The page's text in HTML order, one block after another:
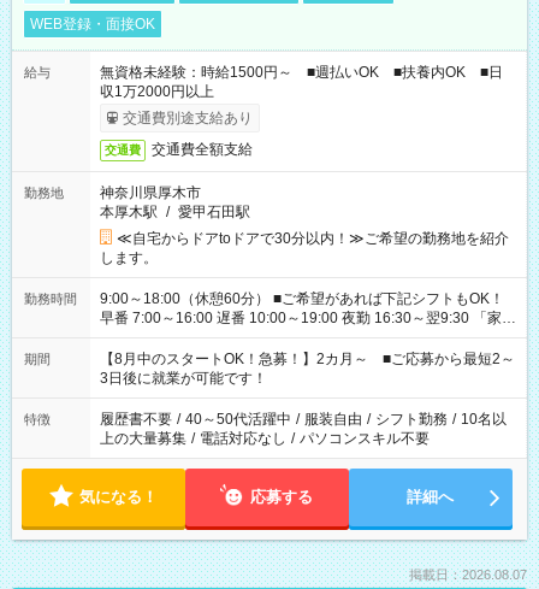
WEB登録・面接OK
給与
無資格未経験：時給1500円～ ■週払いOK ■扶養内OK ■日
収1万2000円以上
交通費別途支給あり
交通費 交通費全額支給
勤務地
神奈川県厚木市
本厚木駅 / 愛甲石田駅
≪自宅からドアtoドアで30分以内！≫ご希望の勤務地を紹介
します。
勤務時間
9:00～18:00（休憩60分） ■ご希望があれば下記シフトもOK！
早番 7:00～16:00 遅番 10:00～19:00 夜勤 16:30～翌9:30 「家族
と休みを合わせたい」 「余裕を持って夕飯の準備がしたい」
「できれば残業はしたくない」 など、ご希望を教えてください
ね。 ※Wワーク希望の方へ 今ご覧のお仕事で希望する勤務時間
と、もう1つのお仕事の勤務時間。 合計で週40時間を超える場
合は応募できません。
期間
【8月中のスタートOK！急募！】2カ月～ ■ご応募から最短2～
3日後に就業が可能です！
特徴 履歴書不要 / 40～50代活躍中 / 服装自由 / シフト勤務 / 10名以
上の大量募集 / 電話対応なし / パソコンスキル不要
気になる！ 応募する 詳細へ
掲載日：2026.08.07